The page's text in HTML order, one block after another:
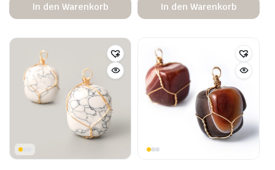
In den Warenkorb In den Warenkorb